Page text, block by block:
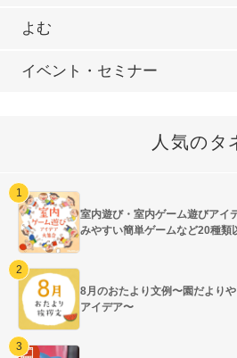
よむ
イベント・セミナー
人気のタ
室内遊び・室内ゲーム遊びアイ
みやすい簡単ゲームなど20種類
8月のおたより文例〜園だより
アイデア〜